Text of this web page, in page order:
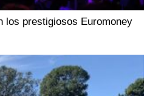
los prestigiosos Euromoney